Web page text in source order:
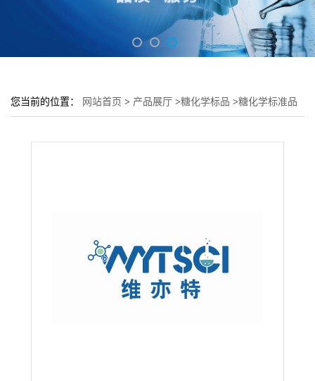
您当前的位置： 网站首页 > 产品展厅 >糖化学标品 >糖化学标准品